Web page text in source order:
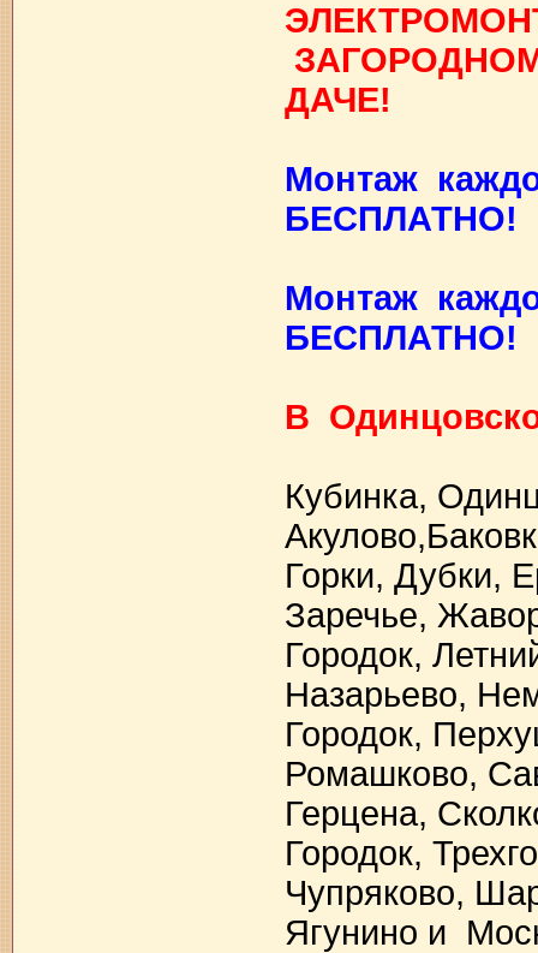
ДАЧЕ!
Монтаж
БЕСПЛАТНО!
Монтаж
БЕСПЛАТНО!
В
Кубинка,
Горки, Дубки,
Заречье,
Городок,
Назарьево,
Городок,
Ромашково,
Герцена,
Городок,
Чупряково,
Ягунино и